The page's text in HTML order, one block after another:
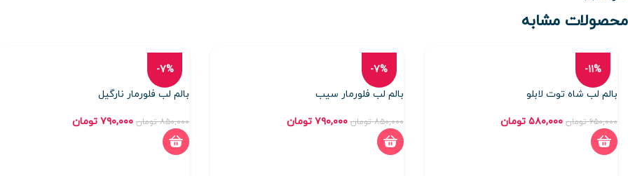
محصولات مشابه
-11%
بالم لب شاه توت لابلو
۶۵۰,۰۰۰ تومان ۵۸۰,۰۰۰ تومان
-7%
بالم لب فلورمار سیب
۸۵۰,۰۰۰ تومان ۷۹۰,۰۰۰ تومان
-7%
بالم لب فلورمار نارگیل
۸۵۰,۰۰۰ تومان ۷۹۰,۰۰۰ تومان